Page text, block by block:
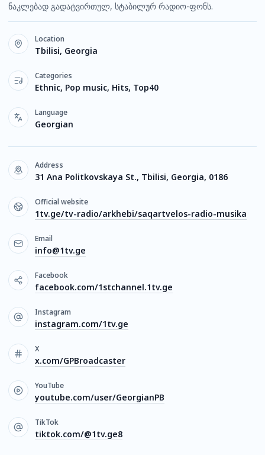
ნაკლებად გადატვირთულ, სტაბილურ რადიო-ფონს.
Location
Tbilisi, Georgia
Categories
Ethnic, Pop music, Hits, Top40
Language
Georgian
Address
31 Ana Politkovskaya St., Tbilisi, Georgia, 0186
Official website
1tv.ge/tv-radio/arkhebi/saqartvelos-radio-musika
Email
info@1tv.ge
Facebook
facebook.com/1stchannel.1tv.ge
Instagram
instagram.com/1tv.ge
X
x.com/GPBroadcaster
YouTube
youtube.com/user/GeorgianPB
TikTok
tiktok.com/@1tv.ge8